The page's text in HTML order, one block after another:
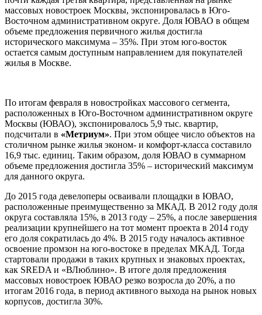
массовых новостроек Москвы, экспонировалась в Юго-
Восточном административном округе. Доля ЮВАО в общем
объеме предложения первичного жилья достигла
исторического максимума – 35%. При этом юго-восток
остается самым доступным направлением для покупателей
жилья в Москве.
По итогам февраля в новостройках массового сегмента,
расположенных в Юго-Восточном административном округе
Москвы (ЮВАО), экспонировалось 5,9 тыс. квартир,
подсчитали в «Метриум». При этом общее число объектов на
столичном рынке жилья эконом- и комфорт-класса составило
16,9 тыс. единиц. Таким образом, доля ЮВАО в суммарном
объеме предложения достигла 35% – исторический максимум
для данного округа.
До 2015 года девелоперы осваивали площадки в ЮВАО,
расположенные преимущественно за МКАД. В 2012 году доля
округа составляла 15%, в 2013 году – 25%, а после завершения
реализации крупнейшего на тот момент проекта в 2014 году
его доля сократилась до 4%. В 2015 году началось активное
освоение промзон на юго-востоке в пределах МКАД. Тогда
стартовали продажи в таких крупных и знаковых проектах,
как SREDA и «ВЛюблино». В итоге доля предложения
массовых новостроек ЮВАО резко возросла до 20%, а по
итогам 2016 года, в период активного выхода на рынок новых
корпусов, достигла 30%.